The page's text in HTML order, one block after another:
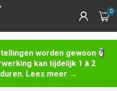
worden gewoon
kan tijdelijk 1 à 2
Lees meer →
0